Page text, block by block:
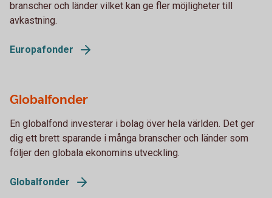
branscher och länder vilket kan ge fler möjligheter till
avkastning.
Europafonder
Globalfonder
En globalfond investerar i bolag över hela världen. Det ger
dig ett brett sparande i många branscher och länder som
följer den globala ekonomins utveckling.
Globalfonder